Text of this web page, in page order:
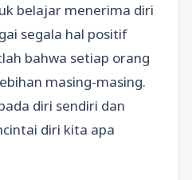
belajar menerima diri
segala hal positif
bahwa setiap orang
masing-masing.
diri sendiri dan
diri kita apa